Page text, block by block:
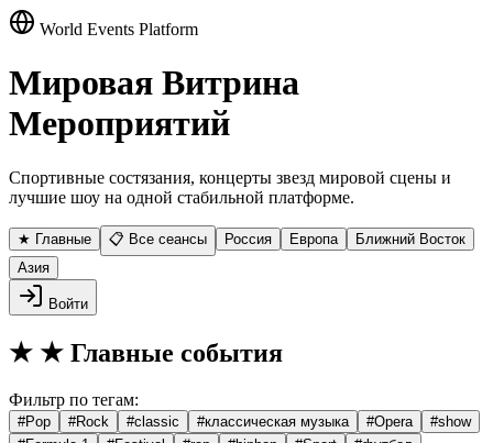
World Events Platform
Мировая Витрина
Мероприятий
Спортивные состязания, концерты звезд мировой сцены и
лучшие шоу на одной стабильной платформе.
★ Главные 📋 Все сеансы Россия Европа
Ближний Восток
Азия
Войти
★ ★ Главные события
Фильтр по тегам:
#Pop #Rock #classic #классическая музыка #Opera #show